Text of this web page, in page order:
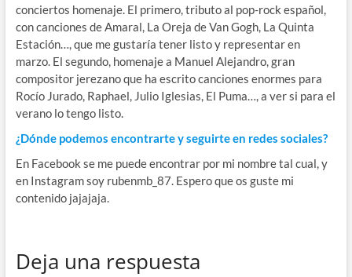
conciertos homenaje. El primero, tributo al pop-rock español,
con canciones de Amaral, La Oreja de Van Gogh, La Quinta
Estación…, que me gustaría tener listo y representar en
marzo. El segundo, homenaje a Manuel Alejandro, gran
compositor jerezano que ha escrito canciones enormes para
Rocío Jurado, Raphael, Julio Iglesias, El Puma…, a ver si para el
verano lo tengo listo.
¿Dónde podemos encontrarte y seguirte en redes sociales?
En Facebook se me puede encontrar por mi nombre tal cual, y
en Instagram soy rubenmb_87. Espero que os guste mi
contenido jajajaja.
Deja una respuesta